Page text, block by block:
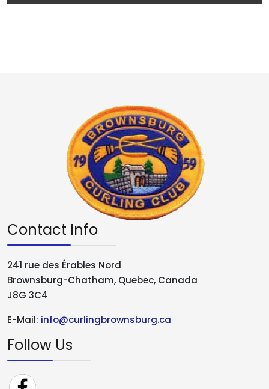
Contact Info
241 rue des Érables Nord
Brownsburg-Chatham, Quebec, Canada
J8G 3C4
E-Mail: info@curlingbrownsburg.ca
Follow Us